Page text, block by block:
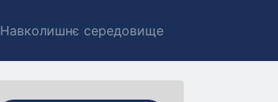
Навколишнє середовище